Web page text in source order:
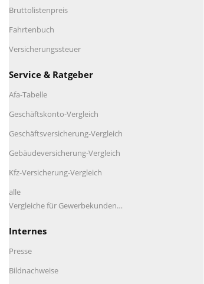
Bruttolistenpreis
Fahrtenbuch
Versicherungssteuer
Service & Ratgeber
Afa-Tabelle
Geschäftskonto-Vergleich
Geschäftsversicherung-Vergleich
Gebäudeversicherung-Vergleich
Kfz-Versicherung-Vergleich
alle
Vergleiche für Gewerbekunden…
Internes
Presse
Bildnachweise